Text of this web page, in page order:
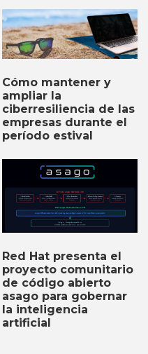
Cómo mantener y
ampliar la
ciberresiliencia de las
empresas durante el
período estival
Red Hat presenta el
proyecto comunitario
de código abierto
asago para gobernar
la inteligencia
artificial